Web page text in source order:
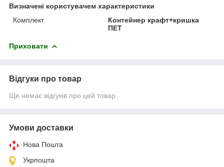
Визначені користувачем характеристики
Комплект
Контейнер крафт+кришка
ПЕТ
Приховати
Відгуки про товар
Ще немає відгуків про цей товар
Умови доставки
Нова Пошта
Укрпошта